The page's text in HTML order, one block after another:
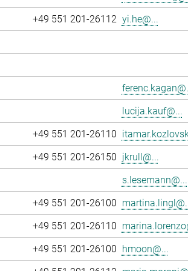
+49 551 201-26112 yi.he@...
lucija.kauf@...
+49 551 201-26110
+49 551 201-26150 jkrull@...
s.lesemann@...
+49 551 201-26100
+49 551 201-26110
+49 551 201-26100 hmoon@...